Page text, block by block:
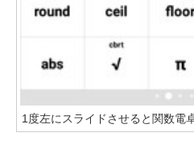
1度左にスライドさせると関数電